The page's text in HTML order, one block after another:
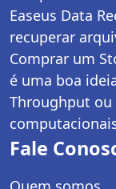
Easeus Data
recuperar
Comprar um
é uma boa
Throughput ou
Fale